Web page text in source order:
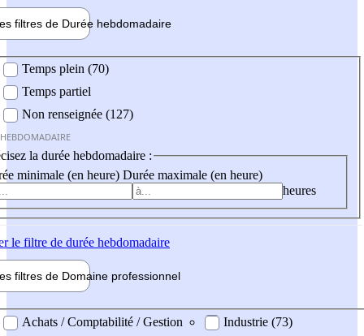
filtres de Durée hebdomadaire
Temps plein (70)
Temps partiel
Non renseignée (127)
la durée hebdomadaire :
minimale (en heure) Durée maximale (en heure)
heures
le filtre de durée hebdomadaire
filtres de Domaine professionnel
professionel
Achats / Comptabilité / Gestion
Industrie (73)